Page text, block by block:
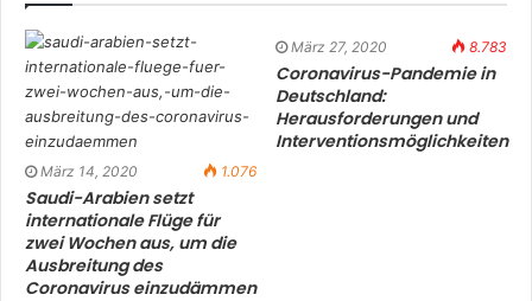
März 14, 2020 1.076
Saudi-Arabien setzt
internationale Flüge für
zwei Wochen aus, um die
Ausbreitung des
Coronavirus einzudämmen
März 27, 2020 8.783
Coronavirus-Pandemie in
Deutschland:
Herausforderungen und
Interventionsmöglichkeiten